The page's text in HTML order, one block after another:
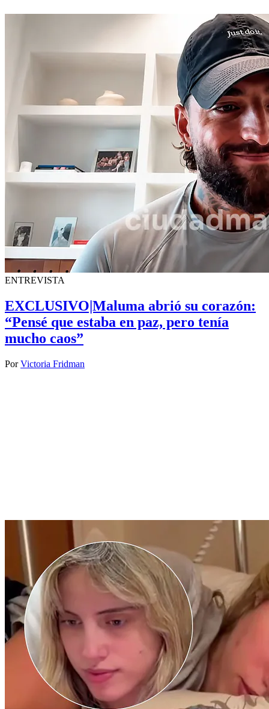
ENTREVISTA
EXCLUSIVO|Maluma abrió su corazón:
“Pensé que estaba en paz, pero tenía
mucho caos”
PorVictoria Fridman